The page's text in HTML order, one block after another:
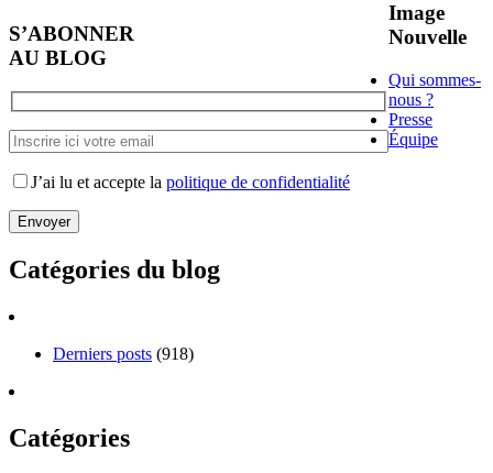
S’ABONNER
AU BLOG
J’ai lu et accepte la politique de confidentialité
Catégories du blog
Derniers posts (918)
Catégories
Image
Nouvelle
Qui sommes-
nous ?
Presse
Équipe